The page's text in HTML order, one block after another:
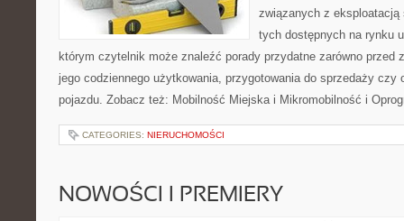
związanych z eksploatacją
tych dostępnych na rynku
którym czytelnik może znaleźć porady przydatne zarówno przed
jego codziennego użytkowania, przygotowania do sprzedaży czy
pojazdu. Zobacz też: Mobilność Miejska i Mikromobilność i
CATEGORIES: NIERUCHOMOŚCI
NOWOŚCI I PREMIERY